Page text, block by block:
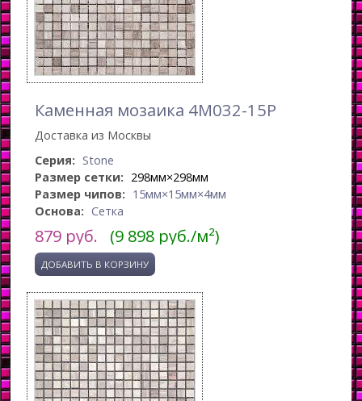
Каменная мозаика 4M032-15P
Доставка из Москвы
Серия: Stone
Размер сетки: 298мм×298мм
Размер чипов: 15мм×15мм×4мм
Основа: Сетка
879 руб. (9 898 руб./м²)